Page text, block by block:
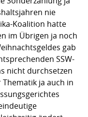
nie
Koalition hatte
im Übrigen ja noch
gab
SSW-
nicht durchsetzen
ja auch in